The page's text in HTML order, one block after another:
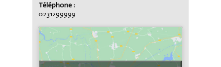
Téléphone :
0231299999